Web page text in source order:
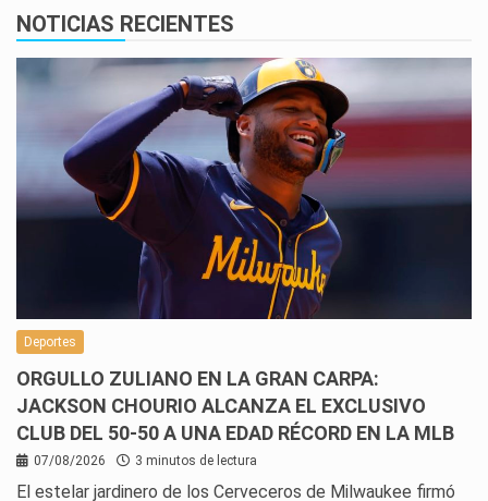
NOTICIAS RECIENTES
Deportes
ORGULLO ZULIANO EN LA GRAN CARPA:
JACKSON CHOURIO ALCANZA EL EXCLUSIVO
CLUB DEL 50-50 A UNA EDAD RÉCORD EN LA MLB
07/08/2026 3 minutos de lectura
El estelar jardinero de los Cerveceros de Milwaukee firmó